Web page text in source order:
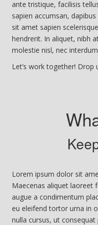
ante tristique, facilisis
sapien accumsan,
sit amet sapien
hendrerit. In aliquet, nibh
molestie nisl, nec
Let’s work together!
Lorem ipsum dolor sit
Maecenas aliquet laoreet
augue a condimentum
eu eleifend tortor urna in
nulla cursus, ut